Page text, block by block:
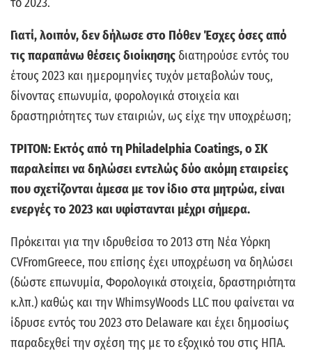
Γιατί, λοιπόν, δεν δήλωσε στο Πόθεν Έσχες όσες από
τις παραπάνω θέσεις διοίκησης διατηρούσε εντός του
έτους 2023 και ημερομηνίες τυχόν μεταβολών τους,
δίνοντας επωνυμία, φορολογικά στοιχεία και
δραστηριότητες των εταιριών, ως είχε την υποχρέωση;
ΤΡΙΤΟΝ: Εκτός από τη Philadelphia Coatings, ο ΣΚ
παραλείπει να δηλώσει εντελώς δύο ακόμη εταιρείες
που σχετίζονται άμεσα με τον ίδιο στα μητρώα, είναι
ενεργές το 2023 και υφίστανται μέχρι σήμερα.
Πρόκειται για την ιδρυθείσα το 2013 στη Νέα Υόρκη
CVFromGreece, που επίσης έχει υποχρέωση να δηλώσει
(δώστε επωνυμία, Φορολογικά στοιχεία, δραστηριότητα
κ.λπ.) καθώς και την WhimsyWoods LLC που φαίνεται να
ίδρυσε εντός του 2023 στο Delaware και έχει δημοσίως
παραδεχθεί την σχέση της με το εξοχικό του στις ΗΠΑ.